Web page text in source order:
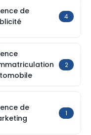
de
4
2
de
1